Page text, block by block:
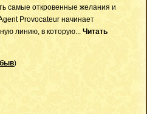
самые откровенные желания и
Provocateur начинает
линию, в которую... Читать
)